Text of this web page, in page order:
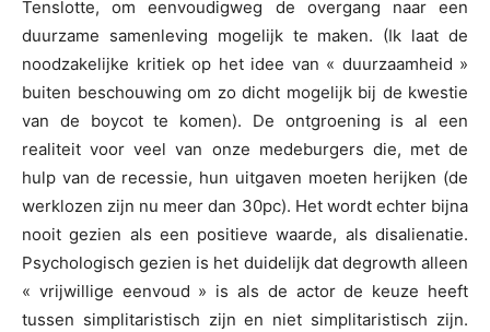
Tenslotte, om eenvoudigweg de overgang naar een
duurzame samenleving mogelijk te maken. (Ik laat de
noodzakelijke kritiek op het idee van « duurzaamheid »
buiten beschouwing om zo dicht mogelijk bij de kwestie
van de boycot te komen). De ontgroening is al een
realiteit voor veel van onze medeburgers die, met de
hulp van de recessie, hun uitgaven moeten herijken (de
werklozen zijn nu meer dan 30pc). Het wordt echter bijna
nooit gezien als een positieve waarde, als disalienatie.
Psychologisch gezien is het duidelijk dat degrowth alleen
« vrijwillige eenvoud » is als de actor de keuze heeft
tussen simplitaristisch zijn en niet simplitaristisch zijn.